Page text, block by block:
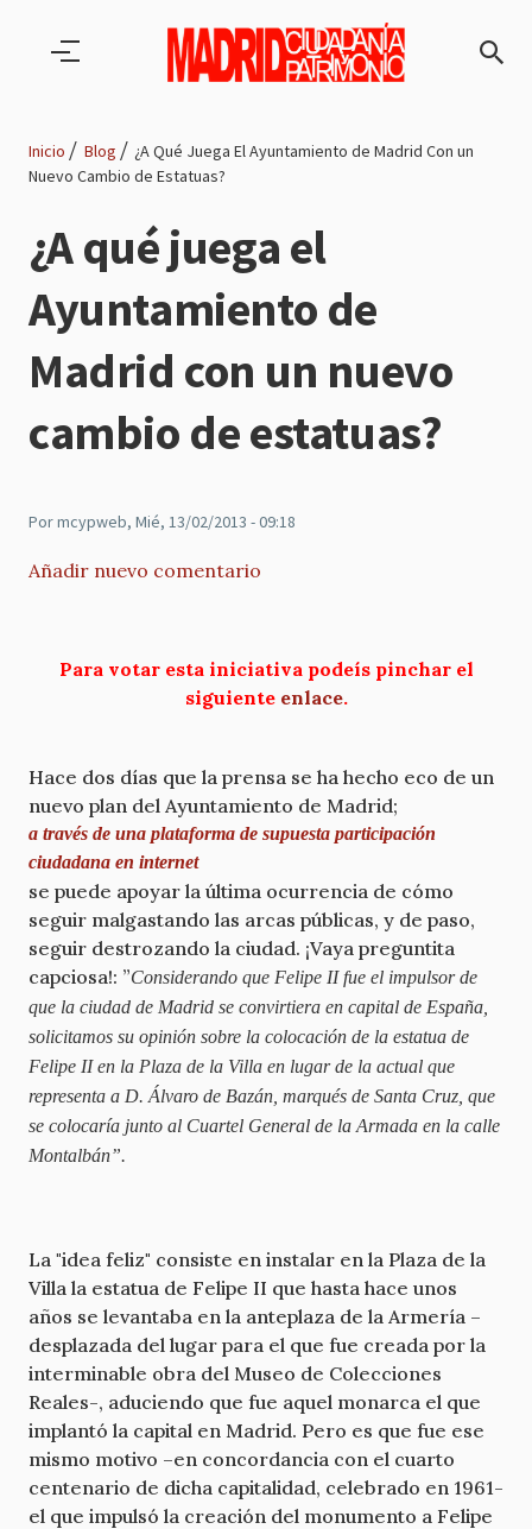
de
navegación
Inicio Blog
¿A Qué Juega El Ayuntamiento de Madrid Con un
Nuevo Cambio de Estatuas?
¿A qué juega el
Ayuntamiento de
Madrid con un nuevo
cambio de estatuas?
Pormcypweb, Mié, 13/02/2013 - 09:18
Añadir nuevo comentario
Para votar esta iniciativa podeís pinchar el
siguiente enlace.
Hace dos días que la prensa se ha hecho eco de un
nuevo plan del Ayuntamiento de Madrid;
a través de una plataforma de supuesta participación
ciudadana en internet
se puede apoyar la última ocurrencia de cómo
seguir malgastando las arcas públicas, y de paso,
seguir destrozando la ciudad. ¡Vaya preguntita
capciosa!: ”Considerando que Felipe II fue el impulsor de
que la ciudad de Madrid se convirtiera en capital de España,
solicitamos su opinión sobre la colocación de la estatua de
Felipe II en la Plaza de la Villa en lugar de la actual que
representa a D. Álvaro de Bazán, marqués de Santa Cruz, que
se colocaría junto al Cuartel General de la Armada en la calle
Montalbán”.
La "idea feliz" consiste en instalar en la Plaza de la
Villa la estatua de Felipe II que hasta hace unos
años se levantaba en la anteplaza de la Armería –
desplazada del lugar para el que fue creada por la
interminable obra del Museo de Colecciones
Reales-, aduciendo que fue aquel monarca el que
implantó la capital en Madrid. Pero es que fue ese
mismo motivo –en concordancia con el cuarto
centenario de dicha capitalidad, celebrado en 1961-
el que impulsó la creación del monumento a Felipe